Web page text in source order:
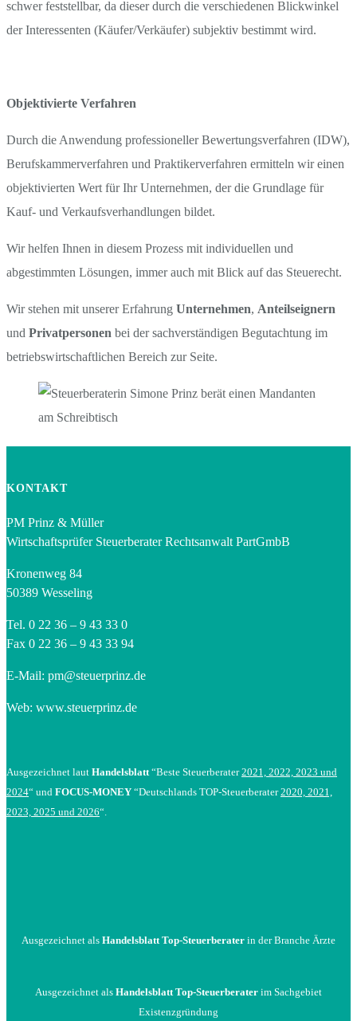
schwer feststellbar, da dieser durch die verschiedenen Blickwinkel
der Interessenten (Käufer/Verkäufer) subjektiv bestimmt wird.
Objektivierte Verfahren
Durch die Anwendung professioneller Bewertungsverfahren (IDW),
Berufskammerverfahren und Praktikerverfahren ermitteln wir einen
objektivierten Wert für Ihr Unternehmen, der die Grundlage für
Kauf- und Verkaufsverhandlungen bildet.
Wir helfen Ihnen in diesem Prozess mit individuellen und
abgestimmten Lösungen, immer auch mit Blick auf das Steuerecht.
Wir stehen mit unserer Erfahrung Unternehmen, Anteilseignern
und Privatpersonen bei der sachverständigen Begutachtung im
betriebswirtschaftlichen Bereich zur Seite.
KONTAKT
PM Prinz & Müller
Wirtschaftsprüfer Steuerberater Rechtsanwalt PartGmbB
Kronenweg 84
50389 Wesseling
Tel. 0 22 36 – 9 43 33 0
Fax 0 22 36 – 9 43 33 94
E-Mail: pm@steuerprinz.de
Web: www.steuerprinz.de
Ausgezeichnet laut Handelsblatt“Beste Steuerberater2021, 2022, 2023 und
2024“ und FOCUS-MONEY “Deutschlands TOP-Steuerberater2020, 2021,
2023, 2025 und 2026“.
Ausgezeichnet als Handelsblatt Top-Steuerberater in der Branche Ärzte
Ausgezeichnet als Handelsblatt Top-Steuerberater im Sachgebiet
Existenzgründung